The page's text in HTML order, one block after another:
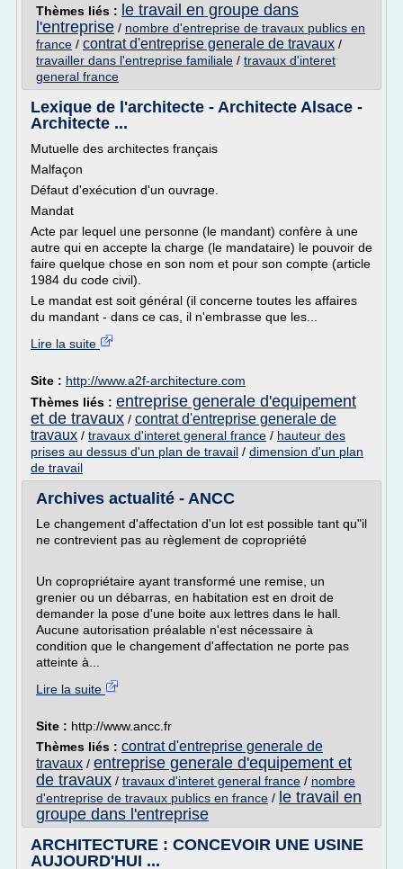
Thèmes liés : le travail en groupe dans
l'entreprise / nombre d'entreprise de travaux publics en
france / contrat d'entreprise generale de travaux /
travailler dans l'entreprise familiale / travaux d'interet
general france
Lexique de l'architecte - Architecte Alsace -
Architecte ...
Mutuelle des architectes français
Malfaçon
Défaut d'exécution d'un ouvrage.
Mandat
Acte par lequel une personne (le mandant) confère à une
autre qui en accepte la charge (le mandataire) le pouvoir de
faire quelque chose en son nom et pour son compte (article
1984 du code civil).
Le mandat est soit général (il concerne toutes les affaires
du mandant - dans ce cas, il n'embrasse que les...
Lire la suite
Site : http://www.a2f-architecture.com
Thèmes liés : entreprise generale d'equipement
et de travaux / contrat d'entreprise generale de
travaux / travaux d'interet general france / hauteur des
prises au dessus d'un plan de travail / dimension d'un plan
de travail
Archives actualité - ANCC
Le changement d'affectation d'un lot est possible tant qu"il
ne contrevient pas au règlement de copropriété
Un copropriétaire ayant transformé une remise, un
grenier ou un débarras, en habitation est en droit de
demander la pose d'une boite aux lettres dans le hall.
Aucune autorisation préalable n'est nécessaire à
condition que le changement d'affectation ne porte pas
atteinte à...
Lire la suite
Site : http://www.ancc.fr
Thèmes liés : contrat d'entreprise generale de
travaux / entreprise generale d'equipement et
de travaux / travaux d'interet general france / nombre
d'entreprise de travaux publics en france / le travail en
groupe dans l'entreprise
ARCHITECTURE : CONCEVOIR UNE USINE
AUJOURD'HUI ...